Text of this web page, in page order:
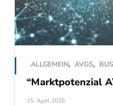
ALLGEMEIN, AVGS,
“Marktpotenzial
15. April 2026